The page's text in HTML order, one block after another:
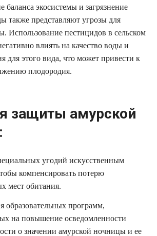
баланса экосистемы и загрязнение
также представляют угрозы для
Использование пестицидов в сельском
влиять на качество воды и
для этого вида, что может привести к
плодородия.
защиты амурской
угодий искусственным
компенсировать потерю
мест обитания.
образовательных программ,
на повышение осведомленности
о значении амурской ночницы и ее